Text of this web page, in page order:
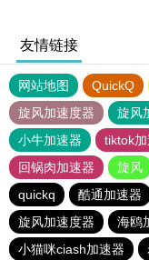
友情链接
网站地图 QuickQ
旋风加速度器
旋风
小牛加速器
tiktok
回锅肉加速器
旋风
quickq
酷通加速器
旋风加速度器
海鸥
小猫咪ciash加速器